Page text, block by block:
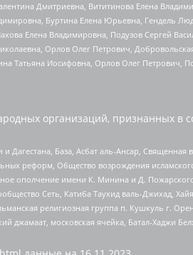
Дмитриевна, Вититинова Елена
Буртина Елена Юрьевна, Гендель
Елена Владимировна, Подузов Сергей
Орлов Олег Петрович,
Татьяна Иосифовна, Орлов Олег Петрович,
организаций, признанных в
База, Асбат аль-Ансар, Священная
реформ, Общество возрождения
ополчение имени К. Минина и Д.
Сеть, Катиба Таухид валь-Джихад,
религиозная группа п. Кушкуль г.
джамаат, московская ячейка, Батал-Хаджи